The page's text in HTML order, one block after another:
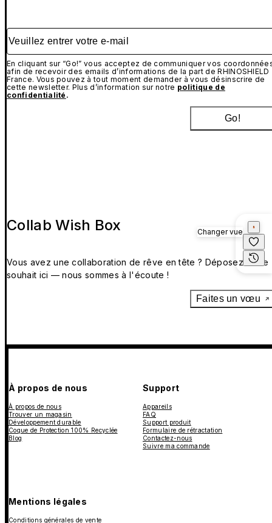
Changer vue
Veuillez entrer votre e-mail
En cliquant sur “Go!” vous acceptez de communiquer vos
afin de recevoir des emails d’informations de la part de RHINOSHIELD
France. Vous pouvez à tout moment demander à vous désinscrire de
cette newsletter. Plus d’information sur notre politique de
confidentialité .
Go!
Collab Wish Box
Vous avez une collaboration de rêve en tête ? Déposez votre
souhait ici — nous sommes à l'écoute !
Faites un vœu
À propos de nous
À propos de nous
Trouver un magasin
Développement durable
Coque de Protection 100% Recyclée
Blog
Support
Appareils
FAQ
Support produit
Formulaire de rétractation
Contactez-nous
Suivre ma commande
Mentions légales
Conditions générales de vente